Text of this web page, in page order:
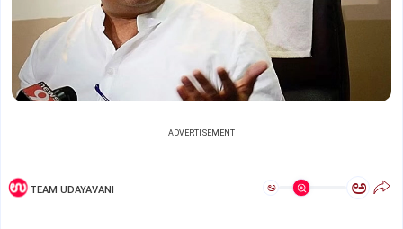
ADVERTISEMENT
TEAM UDAYAVANI ಅ ಅ